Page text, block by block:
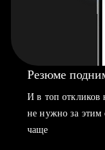
Резюме
И в топ откликов
не нужно за этим
чаще